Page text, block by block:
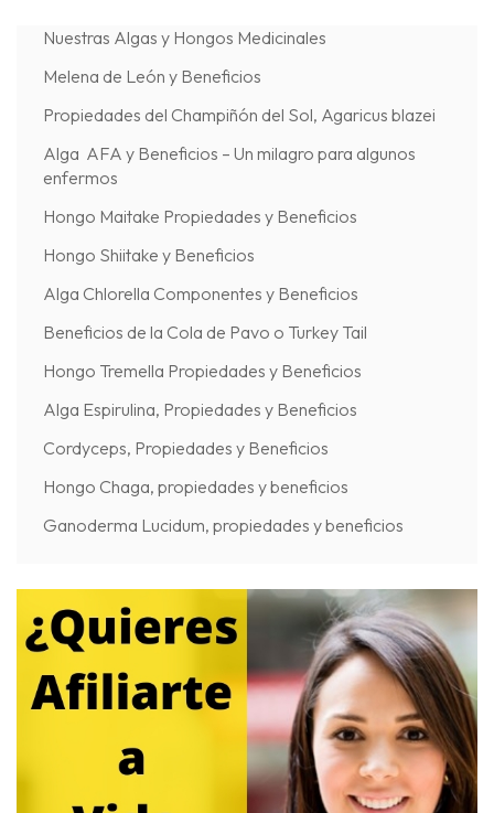
Nuestras Algas y Hongos Medicinales
Melena de León y Beneficios
Propiedades del Champiñón del Sol, Agaricus blazei
Alga AFA y Beneficios – Un milagro para algunos
enfermos
Hongo Maitake Propiedades y Beneficios
Hongo Shiitake y Beneficios
Alga Chlorella Componentes y Beneficios
Beneficios de la Cola de Pavo o Turkey Tail
Hongo Tremella Propiedades y Beneficios
Alga Espirulina, Propiedades y Beneficios
Cordyceps, Propiedades y Beneficios
Hongo Chaga, propiedades y beneficios
Ganoderma Lucidum, propiedades y beneficios